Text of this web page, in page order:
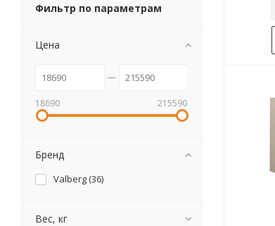
Фильтр по параметрам
Цена
18690 215590
Бренд
Valberg (36)
Вес, кг